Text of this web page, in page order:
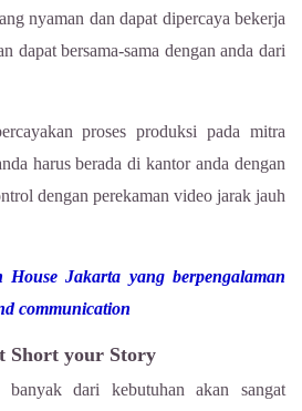
nyaman dan dapat dipercaya bekerja
dapat bersama-sama dengan anda dari
proses produksi pada mitra
harus berada di kantor anda dengan
dengan perekaman video jarak jauh
House Jakarta yang berpengalaman
communication
Short your Story
banyak dari kebutuhan akan sangat